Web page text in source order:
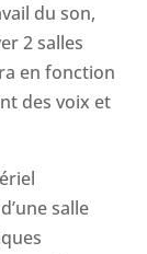
du son,
2 salles
en fonction
des voix et
salle